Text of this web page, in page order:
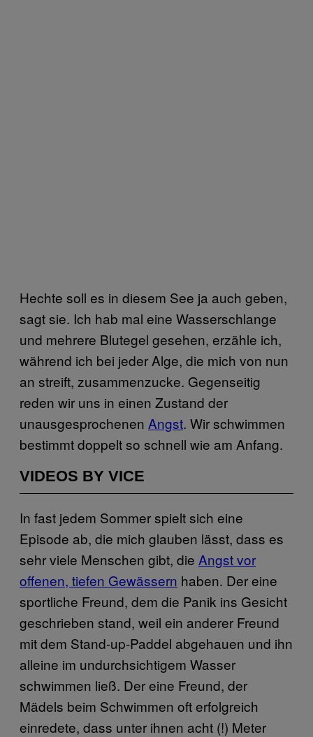
Hechte soll es in diesem See ja auch geben,
sagt sie. Ich hab mal eine Wasserschlange
und mehrere Blutegel gesehen, erzähle ich,
während ich bei jeder Alge, die mich von nun
an streift, zusammenzucke. Gegenseitig
reden wir uns in einen Zustand der
unausgesprochenen Angst. Wir schwimmen
bestimmt doppelt so schnell wie am Anfang.
VIDEOS BY VICE
In fast jedem Sommer spielt sich eine
Episode ab, die mich glauben lässt, dass es
sehr viele Menschen gibt, die Angst vor
offenen, tiefen Gewässern haben. Der eine
sportliche Freund, dem die Panik ins Gesicht
geschrieben stand, weil ein anderer Freund
mit dem Stand-up-Paddel abgehauen und ihn
alleine im undurchsichtigem Wasser
schwimmen ließ. Der eine Freund, der
Mädels beim Schwimmen oft erfolgreich
einredete, dass unter ihnen acht (!) Meter